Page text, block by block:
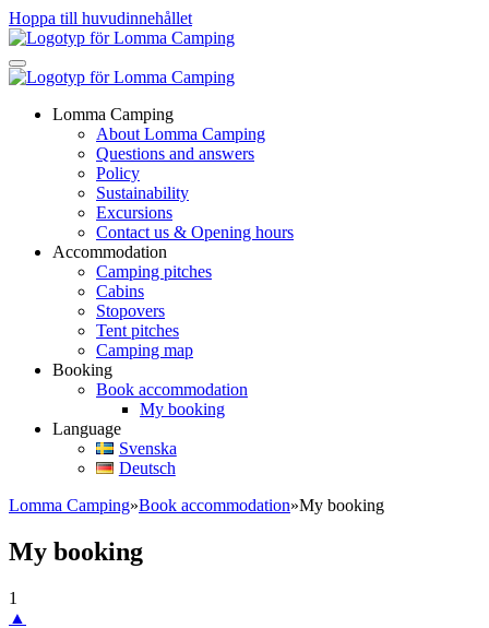
Hoppa till huvudinnehållet
Lomma Camping
About Lomma Camping
Questions and answers
Policy
Sustainability
Excursions
Contact us & Opening hours
Accommodation
Camping pitches
Cabins
Stopovers
Tent pitches
Camping map
Booking
Book accommodation
My booking
Language
Svenska
Deutsch
Lomma Camping»Book accommodation»My booking
My booking
1
▲